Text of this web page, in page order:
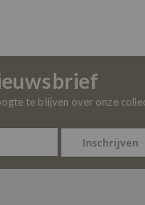
te blijven over onze
Inschrijven